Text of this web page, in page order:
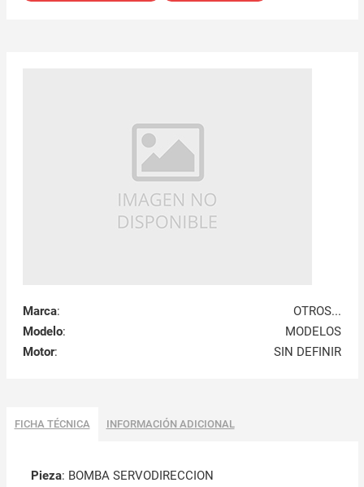
Marca:
OTROS...
Modelo:
MODELOS
Motor: SIN DEFINIR
FICHA TÉCNICA INFORMACIÓN ADICIONAL
Pieza: BOMBA SERVODIRECCION